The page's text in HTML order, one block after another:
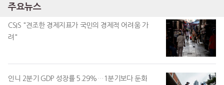
주요뉴스
CSIS "견조한 경제지표가 국민의 경제적 어려움 가
려"
인니 2분기 GDP 성장률 5.29%…1분기보다 둔화